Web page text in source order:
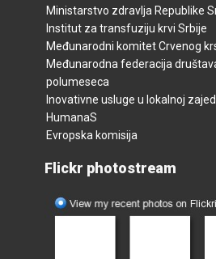
Ministarstvo zdravlja Republike
Institut za transfuziju krvi Srbije
Međunarodni komitet Crvenog
Međunarodna federacija
polumeseca
Inovativne usluge u lokalnoj
HumanaS
Evropska komisija
Flickr photostream